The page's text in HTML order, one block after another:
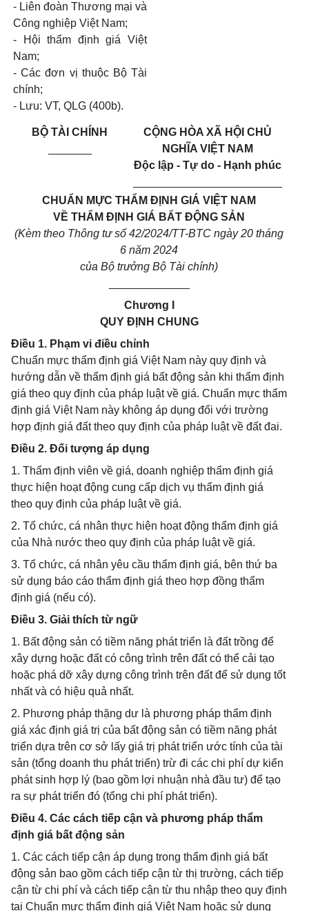
- Liên đoàn Thương mại và
Công nghiệp Việt Nam;
-
Hộithẩm định giá Việt
Nam;
-Các đơn vị thuộc Bộ Tài
chính;
- Lưu: VT, QLG (400b).
BỘ TÀI CHÍNH
CỘNG HÒA XÃ HỘI CHỦ
NGHĨA VIỆT NAM
Độc lập - Tự do - Hạnh phúc
CHUẨN MỰC THẨM ĐỊNH GIÁ VIỆT NAM
VỀ THẨM ĐỊNH GIÁ BẤT ĐỘNG SẢN
(Kèm theo Thông tư số 42/2024/TT-BTC ngày 20 tháng
6 năm 2024
của Bộ trưởng Bộ Tài chính)
Chương I
QUY ĐỊNH CHUNG
Điều 1. Phạm vi điều chỉnh
Chuẩn mực thẩm định giá Việt Nam này quy định và
hướng dẫn về thẩm định giá bất động sản khi thẩm định
giá theo quy định của pháp luật về giá. Chuẩn mực thẩm
định giá Việt Nam này không áp dụng đối với trường
hợp định giá đất theo quy định của pháp luật về đất đai.
Điều 2. Đối tượng áp dụng
1. Thẩm định viên về giá, doanh nghiệp thẩm định giá
thực hiện hoạt động cung cấp dịch vụ thẩm định giá
theo quy định của pháp luật về giá.
2. Tổ chức, cá nhân thực hiện hoạt động thẩm định giá
của Nhà nước theo quy định của pháp luật về giá.
3. Tổ chức, cá nhân yêu cầu thẩm định giá, bên thứ ba
sử dụng báo cáo thẩm định giá theo hợp đồng thẩm
định giá (nếu có).
Điều 3. Giải thích từ ngữ
1. Bất động sản có tiềm năng phát triển là đất trồng để
xây dựng hoặc đất có công trình trên đất có thể cải tạo
hoặc phá dỡ xây dựng công trình trên đất để sử dụng tốt
nhất và có hiệu quả nhất.
2. Phương pháp thặng dư là phương pháp thẩm định
giá xác định giá trị của bất động sản có tiềm năng phát
triển dựa trên cơ sở lấy giá trị phát triển ước tính của tài
sản (tổng doanh thu phát triển) trừ đi các chi phí dự kiến
phát sinh hợp lý (bao gồm lợi nhuận nhà đầu tư) để tạo
ra sự phát triển đó (tổng chi phí phát triển).
Điều 4. Các cách tiếp cận và phương pháp thẩm
định giá bất động sản
1. Các cách tiếp cận áp dụng trong thẩm định giá bất
động sản bao gồm cách tiếp cận từ thị trường, cách tiếp
cận từ chi phí và cách tiếp cận từ thu nhập theo quy định
tại Chuẩn mực thẩm định giá Việt Nam hoặc sử dụng